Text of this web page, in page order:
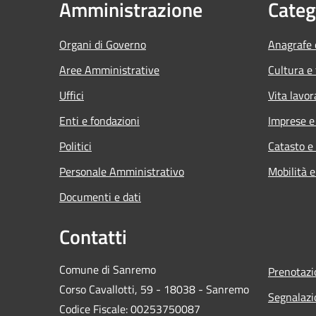
Amministrazione
Organi di Governo
Aree Amministrative
Uffici
Enti e fondazioni
Politici
Personale Amministrativo
Documenti e dati
Cultura
Vita
Imprese
Catasto
Mobilità
Contatti
Comune di Sanremo
Corso Cavallotti, 59 - 18038 - Sanremo
Codice Fiscale: 00253750087